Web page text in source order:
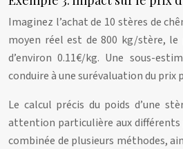
Imaginez l’achat de 10 stères de
moyen réel est de 800 kg/stère,
d’environ 0.11€/kg. Une sous-
conduire à une surévaluation du prix
Le calcul précis du poids d’une
attention particulière aux différents
combinée de plusieurs méthodes,